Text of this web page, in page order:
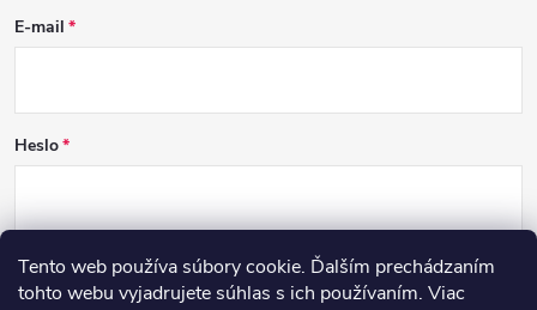
Tento web používa súbory cookie. Ďalším prechádzaním
tohto webu vyjadrujete súhlas s ich používaním. Viac
E-mail
Heslo
PRIHLÁSIŤ SA